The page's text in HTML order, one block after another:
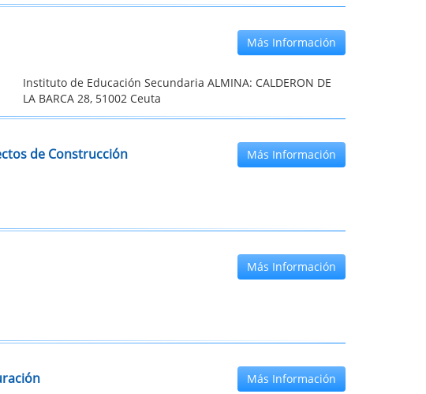
Más Información
Instituto de Educación Secundaria ALMINA: CALDERON DE
LA BARCA 28, 51002 Ceuta
de Construcción Más Información
Más Información
Más Información